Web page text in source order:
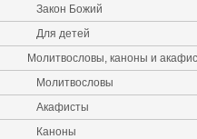
Закон Божий
Для детей
Молитвословы, каноны и
Молитвословы
Акафисты
Каноны